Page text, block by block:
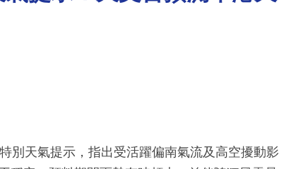
別天氣提示，指出受活躍偏南氣流及高空擾動影